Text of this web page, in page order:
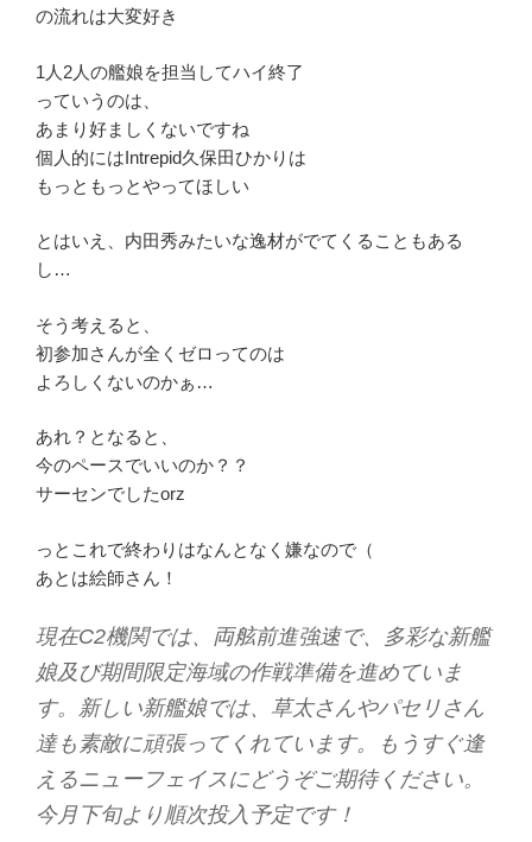
の流れは大変好き
1人2人の艦娘を担当してハイ終了
っていうのは、
あまり好ましくないですね
個人的にはIntrepid久保田ひかりは
もっともっとやってほしい
とはいえ、内田秀みたいな逸材がでてくることもある
し…
そう考えると、
初参加さんが全くゼロってのは
よろしくないのかぁ…
あれ？となると、
今のペースでいいのか？？
サーセンでしたorz
っとこれで終わりはなんとなく嫌なので（
あとは絵師さん！
現在C2機関では、両舷前進強速で、多彩な新艦
娘及び期間限定海域の作戦準備を進めていま
す。新しい新艦娘では、草太さんやパセリさん
達も素敵に頑張ってくれています。もうすぐ逢
えるニューフェイスにどうぞご期待ください。
今月下旬より順次投入予定です！